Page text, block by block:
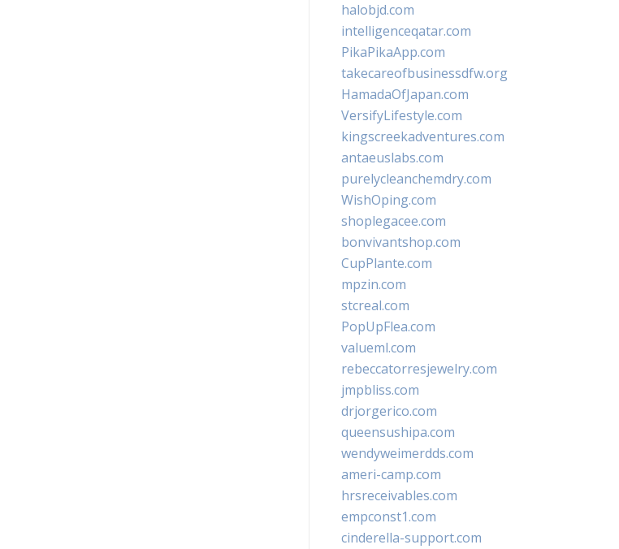
halobjd.com
intelligenceqatar.com
PikaPikaApp.com
takecareofbusinessdfw.org
HamadaOfJapan.com
VersifyLifestyle.com
kingscreekadventures.com
antaeuslabs.com
purelycleanchemdry.com
WishOping.com
shoplegacee.com
bonvivantshop.com
CupPlante.com
mpzin.com
stcreal.com
PopUpFlea.com
valueml.com
rebeccatorresjewelry.com
jmpbliss.com
drjorgerico.com
queensushipa.com
wendyweimerdds.com
ameri-camp.com
hrsreceivables.com
empconst1.com
cinderella-support.com